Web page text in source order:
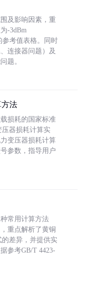
及影响因素，重
-3dBm
参考值表格。同时
连接器问题）及
题。
法
损耗的国家标准
压器损耗计算实
变压器损耗计算
参数，指导用户
常用计算方法
重点解析了黄铜
的差异，并提供实
参考GB/T 4423-